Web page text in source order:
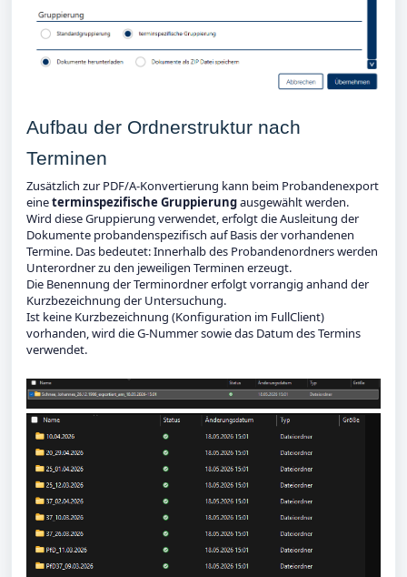
Aufbau der Ordnerstruktur nach
Terminen
Zusätzlich zur PDF/A-Konvertierung kann beim Probandenexport
eineterminspezifische Gruppierungausgewählt werden.
Wird diese Gruppierung verwendet, erfolgt die Ausleitung der
Dokumente probandenspezifisch auf Basis der vorhandenen
Termine. Das bedeutet: Innerhalb des Probandenordners werden
Unterordner zu den jeweiligen Terminen erzeugt.
Die Benennung der Terminordner erfolgt vorrangig anhand der
Kurzbezeichnung der Untersuchung.
Ist keine Kurzbezeichnung (Konfiguration im FullClient)
vorhanden, wird die G-Nummer sowie das Datum des Termins
verwendet.